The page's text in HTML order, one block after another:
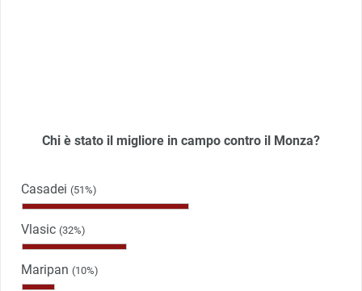
Chi è stato il migliore in campo contro il Monza?
Casadei (51%)
Vlasic (32%)
Maripan (10%)